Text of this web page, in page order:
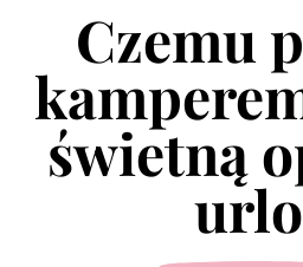
Czemu
świetną